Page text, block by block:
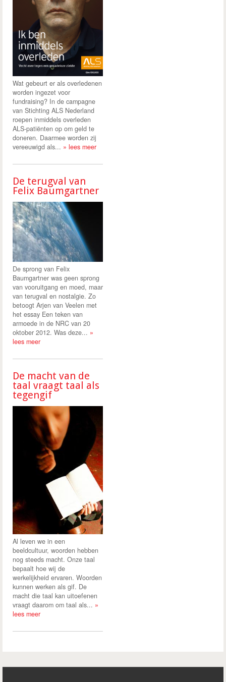
Wat gebeurt er als overledenen
worden ingezet voor
fundraising? In de campagne
van Stichting ALS Nederland
roepen inmiddels overleden
ALS-patiënten op om geld te
doneren. Daarmee worden zij
vereeuwigd als... » lees meer
De terugval van
Felix Baumgartner
De sprong van Felix
Baumgartner was geen sprong
van vooruitgang en moed, maar
van terugval en nostalgie. Zo
betoogt Arjen van Veelen met
het essay Een teken van
armoede in de NRC van 20
oktober 2012. Was deze... »
lees meer
De macht van de
taal vraagt taal als
tegengif
Al leven we in een
beeldcultuur, woorden hebben
nog steeds macht. Onze taal
bepaalt hoe wij de
werkelijkheid ervaren. Woorden
kunnen werken als gif. De
macht die taal kan uitoefenen
vraagt daarom om taal als... »
lees meer